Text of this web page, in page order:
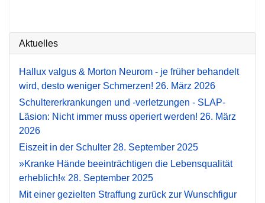
Aktuelles
Hallux valgus & Morton Neurom - je früher behandelt
wird, desto weniger Schmerzen! 26. März 2026
Schultererkrankungen und -verletzungen - SLAP-
Läsion: Nicht immer muss operiert werden! 26. März
2026
Eiszeit in der Schulter 28. September 2025
»Kranke Hände beeinträchtigen die Lebensqualität
erheblich!« 28. September 2025
Mit einer gezielten Straffung zurück zur Wunschfigur